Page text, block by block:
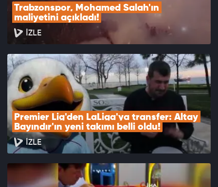
Trabzonspor, Mohamed Salah'ın
maliyetini açıkladı!
İZLE
Premier Lig'den LaLiga'ya transfer: Altay
Bayındır'ın yeni takımı belli oldu!
İZLE